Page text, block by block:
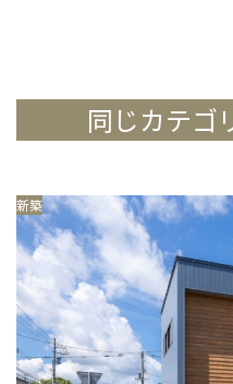
同じカテゴ
新築